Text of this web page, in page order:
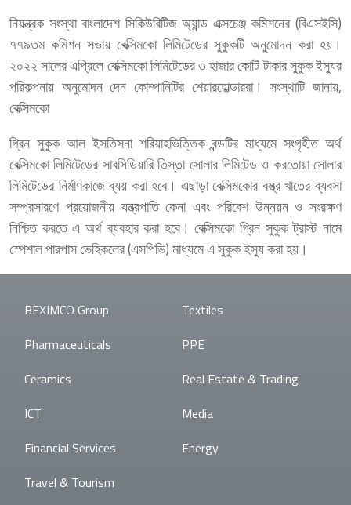
নিয়ন্ত্রক সংস্থা বাংলাদেশ সিকিউরিটিজ অ্যান্ড এক্সচেঞ্জ কমিশনের (বিএসইসি)
৭৭৯তম কমিশন সভায় বেক্সিমকো লিমিটেডের সুকুকটি অনুমোদন করা হয়।
২০২২ সালের এপ্রিলে বেক্সিমকো লিমিটেডের ৩ হাজার কোটি টাকার সুকুক ইস্যুর
পরিকল্পনায় অনুমোদন দেন কোম্পানিটির শেয়ারহোল্ডাররা। সংস্থাটি জানায়,
বেক্সিমকো
গ্রিন সুকুক আল ইসতিসনা শরিয়াহভিত্তিক বন্ডটির মাধ্যমে সংগৃহীত অর্থ
বেক্সিমকো লিমিটেডের সাবসিডিয়ারি তিস্তা সোলার লিমিটেড ও করতোয়া সোলার
লিমিটেডের নির্মাণকাজে ব্যয় করা হবে। এছাড়া বেক্সিমকোর বস্ত্র খাতের ব্যবসা
সম্প্রসারণে প্রয়োজনীয় যন্ত্রপাতি কেনা এবং পরিবেশ উন্নয়ন ও সংরক্ষণ
নিশ্চিত করতে এ অর্থ ব্যবহার করা হবে। বেক্সিমকো গ্রিন সুকুক ট্রাস্ট নামে
স্পেশাল পারপাস ভেহিকলের (এসপিভি) মাধ্যমে এ সুকুক ইস্যু করা হয়।
BEXIMCO Group
Textiles
Pharmaceuticals
PPE
Ceramics
Real Estate & Trading
ICT
Media
Financial Services
Energy
Travel & Tourism